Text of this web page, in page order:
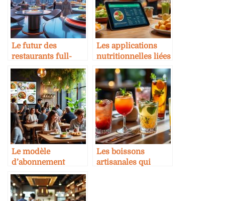
Le futur des
restaurants full-
tech
Les applications
nutritionnelles liées
aux restaurants
Le modèle
d’abonnement
appliqué aux
restaurants : utopie
ou réalité ?
Les boissons
artisanales qui